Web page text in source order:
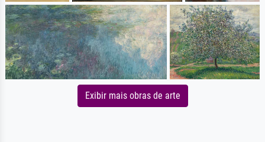
Exibir mais obras de arte